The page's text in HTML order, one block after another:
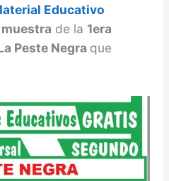
Educativo
muestra de la 1era
Peste Negra que